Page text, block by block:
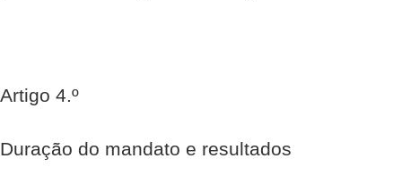
Artigo 4.º
Duração do mandato e resultados